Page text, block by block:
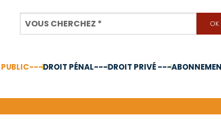
PUBLIC---DROIT PÉNAL---DROIT PRIVÉ ---